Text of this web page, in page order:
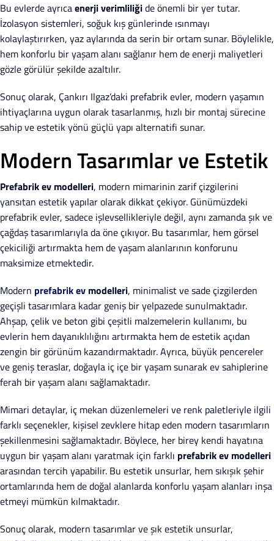
Bu evlerde ayrıcaenerji verimliliğide önemli bir yer tutar.
İzolasyon sistemleri, soğuk kış günlerinde ısınmayı
kolaylaştırırken, yaz aylarında da serin bir ortam sunar. Böylelikle,
hem konforlu bir yaşam alanı sağlanır hem de enerji maliyetleri
gözle görülür şekilde azaltılır.
Sonuç olarak, Çankırı Ilgaz’daki prefabrik evler, modern yaşamın
ihtiyaçlarına uygun olarak tasarlanmış, hızlı bir montaj sürecine
sahip ve estetik yönü güçlü yapı alternatifi sunar.
Modern Tasarımlar ve Estetik
Prefabrik ev modelleri, modern mimarinin zarif çizgilerini
yansıtan estetik yapılar olarak dikkat çekiyor. Günümüzdeki
prefabrik evler, sadece işlevsellikleriyle değil, aynı zamanda şık ve
çağdaş tasarımlarıyla da öne çıkıyor. Bu tasarımlar, hem görsel
çekiciliği artırmakta hem de yaşam alanlarının konforunu
maksimize etmektedir.
Modern prefabrik ev modelleri, minimalist ve sade çizgilerden
geçişli tasarımlara kadar geniş bir yelpazede sunulmaktadır.
Ahşap, çelik ve beton gibi çeşitli malzemelerin kullanımı, bu
evlerin hem dayanıklılığını artırmakta hem de estetik açıdan
zengin bir görünüm kazandırmaktadır. Ayrıca, büyük pencereler
ve geniş teraslar, doğayla iç içe bir yaşam sunarak ev sahiplerine
ferah bir yaşam alanı sağlamaktadır.
Mimari detaylar, iç mekan düzenlemeleri ve renk paletleriyle ilgili
farklı seçenekler, kişisel zevklere hitap eden modern tasarımların
şekillenmesini sağlamaktadır. Böylece, her birey kendi hayatına
uygun bir yaşam alanı yaratmak için farklı prefabrik ev modelleri
arasından tercih yapabilir. Bu estetik unsurlar, hem sıkışık şehir
ortamlarında hem de doğal alanlarda konforlu yaşam alanları inşa
etmeyi mümkün kılmaktadır.
Sonuç olarak, modern tasarımlar ve şık estetik unsurlar,